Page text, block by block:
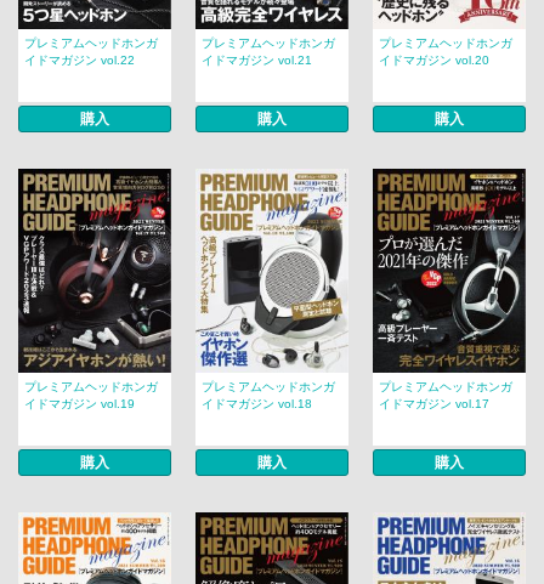
プレミアムヘッドホンガ
イドマガジン vol.22
購入
プレミアムヘッドホンガ
イドマガジン vol.21
購入
プレミアムヘッドホンガ
イドマガジン vol.20
購入
プレミアムヘッドホンガ
イドマガジン vol.19
購入
プレミアムヘッドホンガ
イドマガジン vol.18
購入
プレミアムヘッドホンガ
イドマガジン vol.17
購入